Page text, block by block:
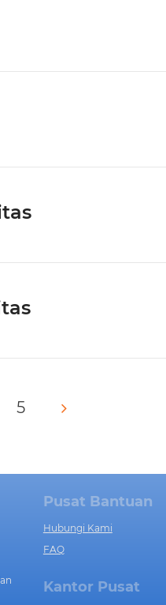
5
Pusat Bantuan
Hubungi Kami
FAQ
Kantor Pusat